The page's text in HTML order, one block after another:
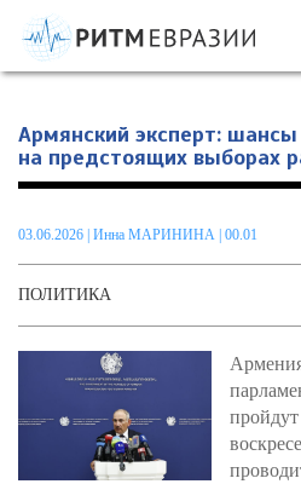
Информационно-аналитическое
проблемам интеграции на
Армянский эксперт: шансы
на предстоящих выборах
03.06.2026 Инна МАРИНИНА | 00.01
ПОЛИТИКА